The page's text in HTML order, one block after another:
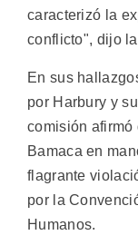
caracterizó la
conflicto", dijo
En sus
por Harbury y
comisión afirmó
Bamaca en
flagrante
por la
Humanos.